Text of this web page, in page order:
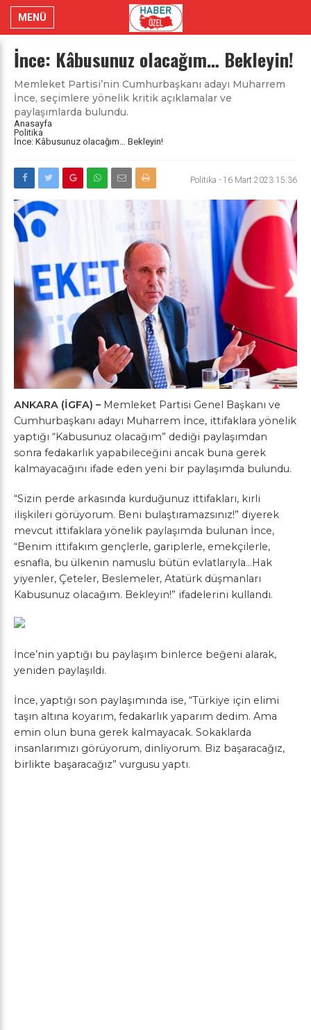
MENÜ
İnce: Kâbusunuz olacağım… Bekleyin!
Memleket Partisi’nin Cumhurbaşkanı adayı Muharrem
İnce, seçimlere yönelik kritik açıklamalar ve
paylaşımlarda bulundu.
Anasayfa
Politika
İnce: Kâbusunuz olacağım… Bekleyin!
Politika - 16 Mart 2023 15:36
ANKARA (İGFA) – Memleket Partisi Genel Başkanı ve
Cumhurbaşkanı adayı Muharrem İnce, ittifaklara yönelik
yaptığı “Kabusunuz olacağım” dediği paylaşımdan
sonra fedakarlık yapabileceğini ancak buna gerek
kalmayacağını ifade eden yeni bir paylaşımda bulundu.
“Sizin perde arkasında kurduğunuz ittifakları, kirli
ilişkileri görüyorum. Beni bulaştıramazsınız!” diyerek
mevcut ittifaklara yönelik paylaşımda bulunan İnce,
“Benim ittifakım gençlerle, gariplerle, emekçilerle,
esnafla, bu ülkenin namuslu bütün evlatlarıyla…Hak
yiyenler, Çeteler, Beslemeler, Atatürk düşmanları
Kabusunuz olacağım. Bekleyin!” ifadelerini kullandı.
İnce’nin yaptığı bu paylaşım binlerce beğeni alarak,
yeniden paylaşıldı.
İnce, yaptığı son paylaşımında ise, “Türkiye için elimi
taşın altına koyarım, fedakarlık yaparım dedim. Ama
emin olun buna gerek kalmayacak. Sokaklarda
insanlarımızı görüyorum, dinliyorum. Biz başaracağız,
birlikte başaracağız” vurgusu yaptı.